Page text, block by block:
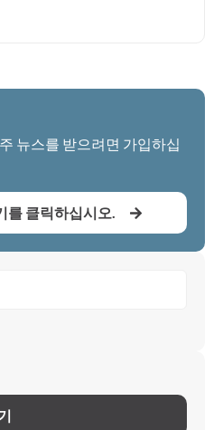
뉴스를 받으려면 가입하십
를 클릭하십시오.